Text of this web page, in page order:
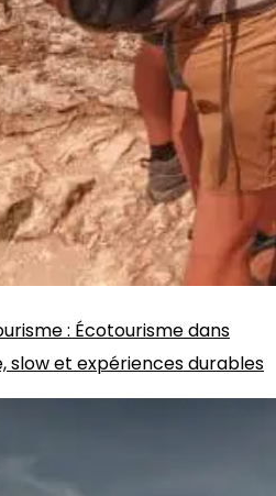
: Écotourisme dans
slow et expériences durables